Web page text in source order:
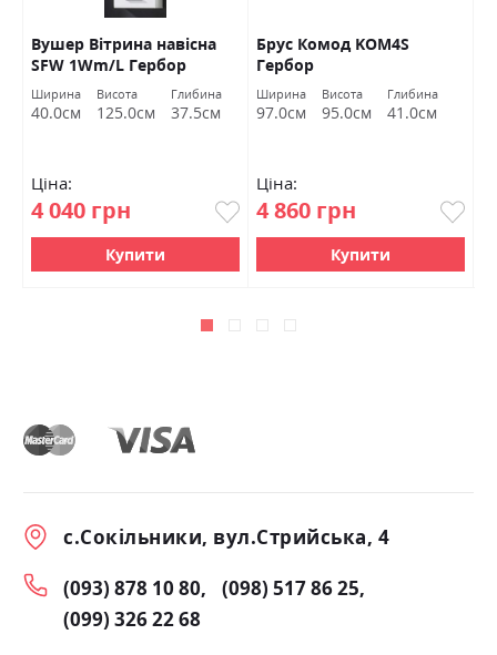
Вушер Вітрина навісна
SFW 1Wm/L Гербор
Ширина
40.0см
Висота
125.0см
Глибина
37.5см
Ціна:
4 040 грн
Купити
Брус Комод KOM4S
Гербор
Ширина
97.0см
Висота
95.0см
Глибина
41.0см
Ціна:
4 860 грн
Купити
с.Сокільники, вул.Стрийська, 4
(093) 878 10 80
(098) 517 86 25
(099) 326 22 68